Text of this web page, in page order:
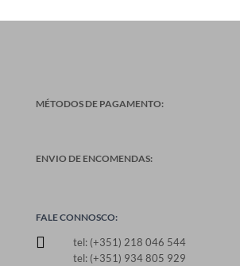
MÉTODOS DE PAGAMENTO:
ENVIO DE ENCOMENDAS:
FALE CONNOSCO:

tel: (+351) 218 046 544
tel: (+351) 934 805 929